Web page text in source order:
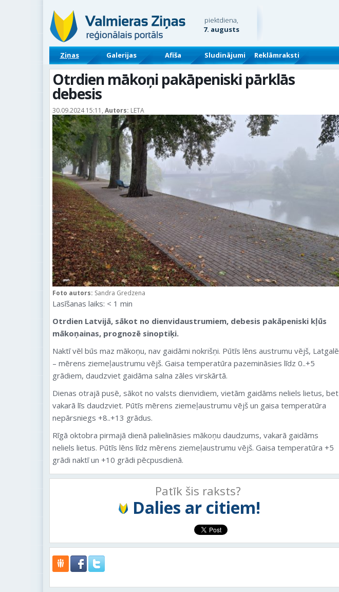
piektdiena,
7. augusts
Ziņas Galerijas Afiša Sludinājumi Reklāmraksti
Otrdien mākoņi pakāpeniski pārklās
debesis
30.09.2024 15:11, Autors: LETA
Foto autors: Sandra Gredzena
Lasīšanas laiks: < 1 min
Otrdien Latvijā, sākot no dienvidaustrumiem, debesis pakāpeniski kļūs
mākoņainas, prognozē sinoptiķi.
Naktī vēl būs maz mākoņu, nav gaidāmi nokrišņi. Pūtīs lēns austrumu vējš, Latgalē
– mērens ziemeļaustrumu vējš. Gaisa temperatūra pazemināsies līdz 0..+5
grādiem, daudzviet gaidāma salna zāles virskārtā.
Dienas otrajā pusē, sākot no valsts dienvidiem, vietām gaidāms neliels lietus, bet
vakarā līs daudzviet. Pūtīs mērens ziemeļaustrumu vējš un gaisa temperatūra
nepārsniegs +8..+13 grādus.
Rīgā oktobra pirmajā dienā palielināsies mākoņu daudzums, vakarā gaidāms
neliels lietus. Pūtīs lēns līdz mērens ziemeļaustrumu vējš. Gaisa temperatūra +5
grādi naktī un +10 grādi pēcpusdienā.
Patīk šis raksts?
Dalies ar citiem!